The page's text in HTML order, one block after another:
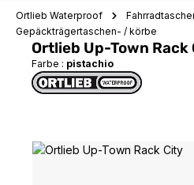
Ortlieb Waterproof
Gepäckträgertaschen- / körbe
Ortlieb Up-Town Rack
Farbe : pistachio
Bildergalerie überspringen